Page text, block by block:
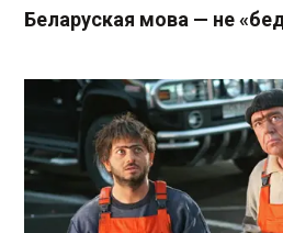
Беларуская мова — не